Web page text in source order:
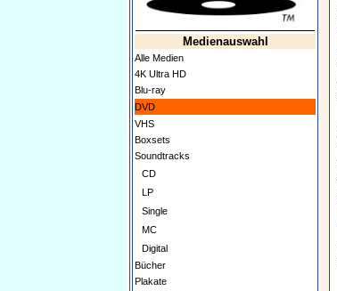
Medienauswahl
Alle Medien
4K Ultra HD
Blu-ray
DVD
VHS
Boxsets
Soundtracks
CD
LP
Single
MC
Digital
Bücher
Plakate